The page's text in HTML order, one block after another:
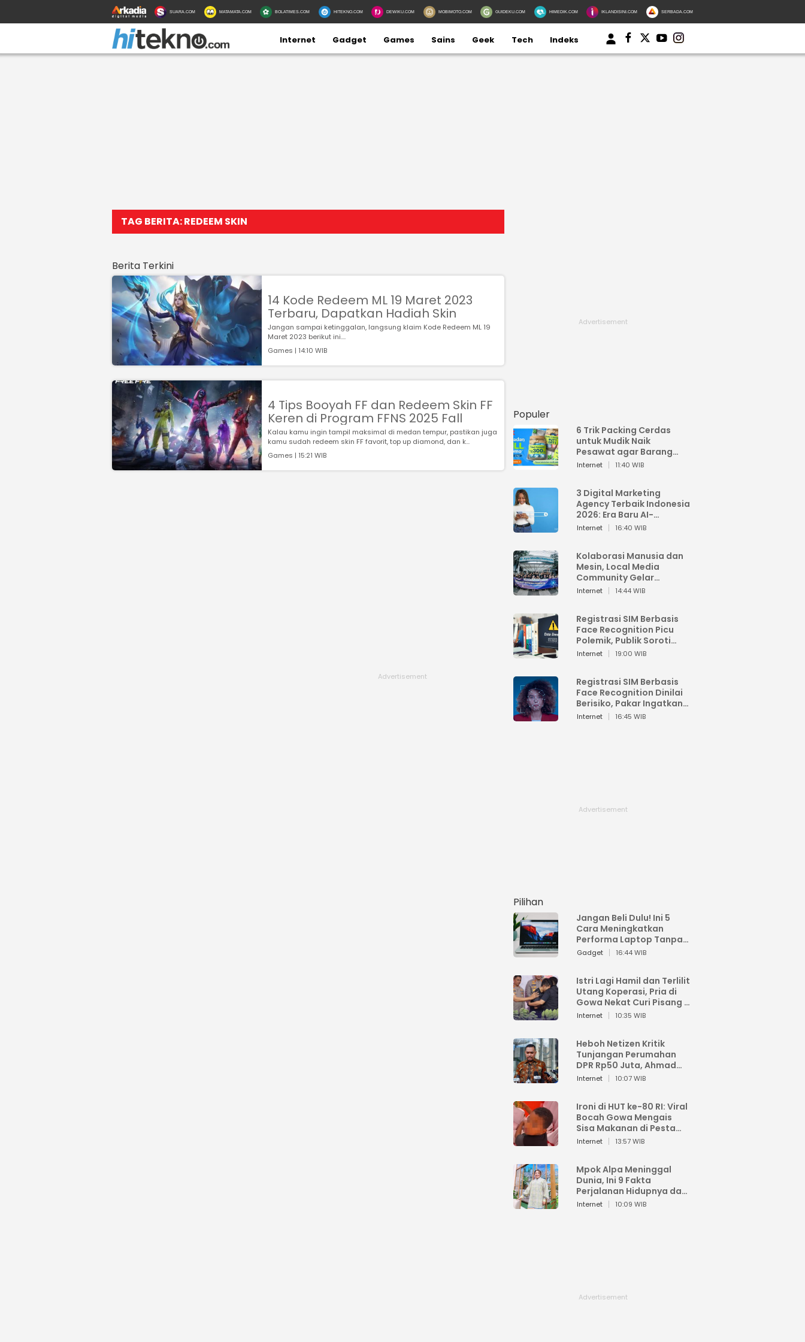
SUARA.COM MATAMATA.COM BOLATIMES.COM HITEKNO.COM DEWIKU.COM MOBIMOTO.COM GUIDEKU.COM HIMEDIK.COM IKLANDISINI.COM SERBADA.COM
Internet Gadget Games Sains Geek Tech Indeks
TAG BERITA: REDEEM SKIN
Berita Terkini
14 Kode Redeem ML 19 Maret 2023
Terbaru, Dapatkan Hadiah Skin
Jangan sampai ketinggalan, langsung klaim Kode Redeem ML 19
Maret 2023 berikut ini....
Games | 14:10 WIB
4 Tips Booyah FF dan Redeem Skin FF
Keren di Program FFNS 2025 Fall
Kalau kamu ingin tampil maksimal di medan tempur, pastikan juga
kamu sudah redeem skin FF favorit, top up diamond, dan k...
Games | 15:21 WIB
Populer
6 Trik Packing Cerdas
untuk Mudik Naik
Pesawat agar Barang
Tidak Over Bagasi
Internet 11:40 WIB
3 Digital Marketing
Agency Terbaik Indonesia
2026: Era Baru AI-
Powered Marketing
Internet 16:40 WIB
Kolaborasi Manusia dan
Mesin, Local Media
Community Gelar
Workshop Google AI
Internet 14:44 WIB
Registrasi SIM Berbasis
Face Recognition Picu
Polemik, Publik Soroti
Risiko Kebocoran Data
Internet 19:00 WIB
Registrasi SIM Berbasis
Face Recognition Dinilai
Berisiko, Pakar Ingatkan
Ancaman Privasi dan
Internet 16:45 WIB
Pilihan
Jangan Beli Dulu! Ini 5
Cara Meningkatkan
Performa Laptop Tanpa
Harus Beli Baru
Gadget 16:44 WIB
Istri Lagi Hamil dan Terlilit
Utang Koperasi, Pria di
Gowa Nekat Curi Pisang 4
Tandan Milik Tetangga,
Internet 10:35 WIB
Heboh Netizen Kritik
Tunjangan Perumahan
DPR Rp50 Juta, Ahmad
Sahroni: Enggak Senang
Internet 10:07 WIB
Ironi di HUT ke-80 RI: Viral
Bocah Gowa Mengais
Sisa Makanan di Pesta
Kemerdekaan
Internet 13:57 WIB
Mpok Alpa Meninggal
Dunia, Ini 9 Fakta
Perjalanan Hidupnya dari
Viral hingga Puncak
Internet 10:09 WIB